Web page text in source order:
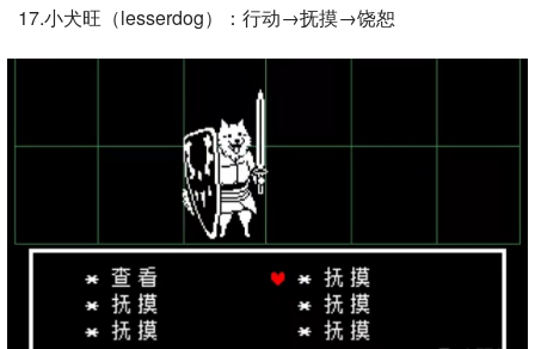
17.小犬旺（lesserdog）：行动→抚摸→饶恕